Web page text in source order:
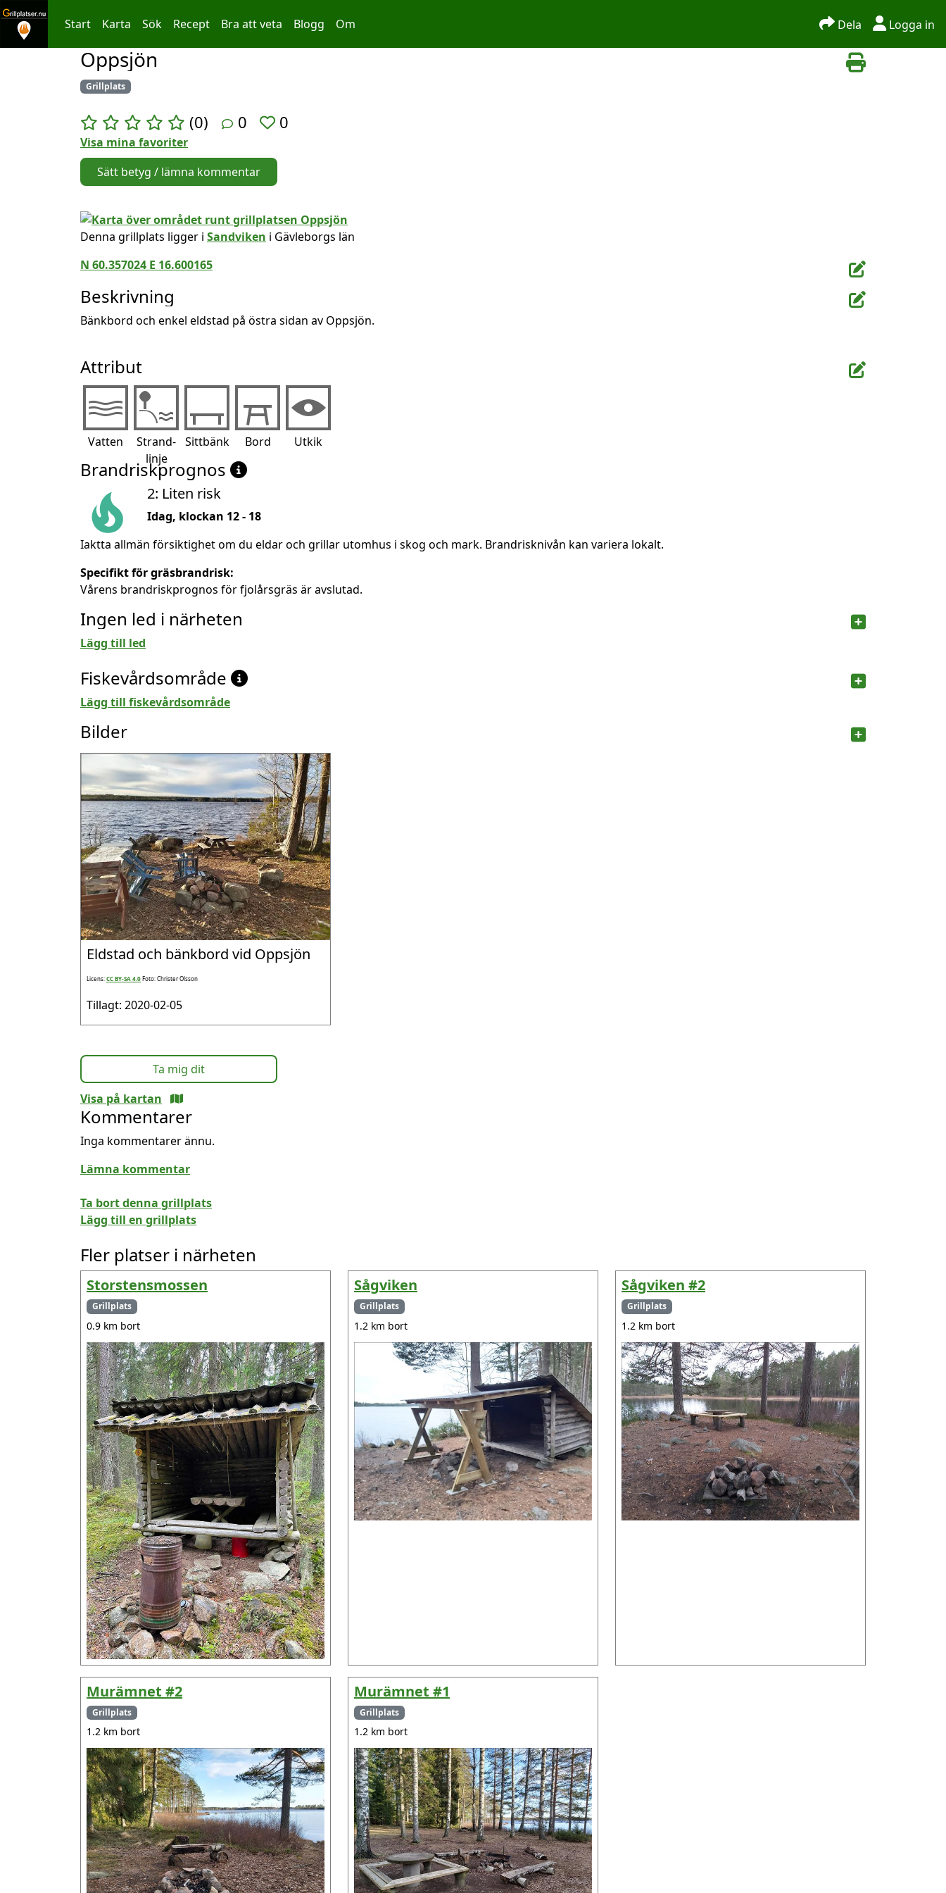
Hoppa till innehållet
Start Karta Sök Recept Bra att veta Blogg Om Dela Logga in
Oppsjön
Grillplats
(0) 0 0
Visa mina favoriter
Sätt betyg / lämna kommentar
Denna grillplats ligger i Sandviken i Gävleborgs län
N 60.357024 E 16.600165
Beskrivning
Bänkbord och enkel eldstad på östra sidan av Oppsjön.
Attribut
Vatten
Strand-
linje
Sittbänk Bord Utkik
Brandriskprognos
2: Liten risk
Idag, klockan 12 - 18
Iaktta allmän försiktighet om du eldar och grillar utomhus i skog och mark. Brandrisknivån kan variera lokalt.
Specifikt för gräsbrandrisk:
Vårens brandriskprognos för fjolårsgräs är avslutad.
Ingen led i närheten
Lägg till led
Fiskevårdsområde
Lägg till fiskevårdsområde
Bilder
Eldstad och bänkbord vid Oppsjön
Licens:CC BY-SA 4.0Foto: Christer Olsson
Tillagt: 2020-02-05
Ta mig dit
Visa på kartan
Kommentarer
Inga kommentarer ännu.
Lämna kommentar
Ta bort denna grillplats
Lägg till en grillplats
Fler platser i närheten
Storstensmossen
Grillplats
0.9 km bort
Sågviken
Grillplats
1.2 km bort
Sågviken #2
Grillplats
1.2 km bort
Murämnet #2
Grillplats
1.2 km bort
Murämnet #1
Grillplats
1.2 km bort